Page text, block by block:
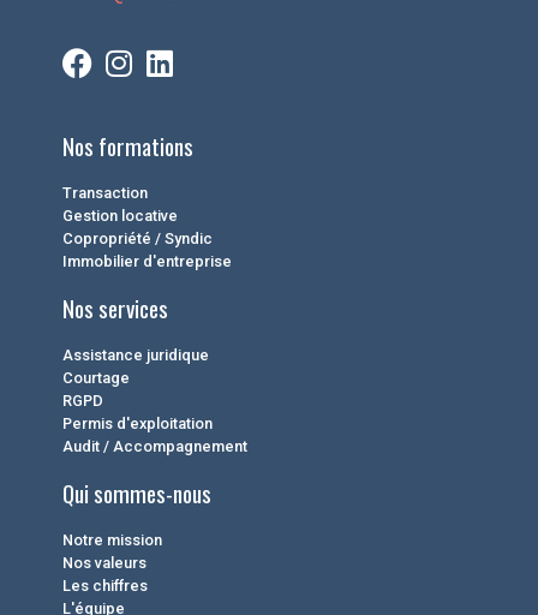
Nos formations
Transaction
Gestion locative
Copropriété / Syndic
Immobilier d'entreprise
Nos services
Assistance juridique
Courtage
RGPD
Permis d'exploitation
Audit / Accompagnement
Qui sommes-nous
Notre mission
Nos valeurs
Les chiffres
L'équipe